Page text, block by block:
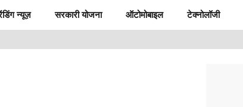
न्यूज़ सरकारी योजना ऑटोमोबाइल टेक्नोलॉजी